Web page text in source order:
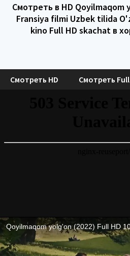
Смотреть в HD
Fransiya filmi Uzbek tilida
kino Full HD skachat в
Смотреть HD Смотреть Full